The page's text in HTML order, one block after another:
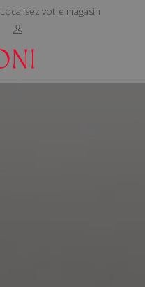
Localisez votre magasin